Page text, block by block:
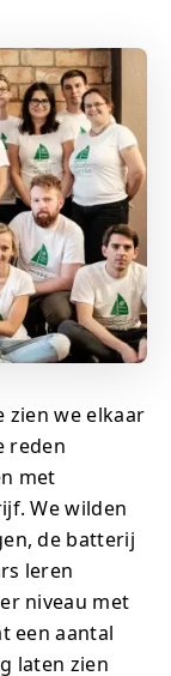
zien we elkaar
reden
met
We wilden
de batterij
leren
niveau met
een aantal
laten zien